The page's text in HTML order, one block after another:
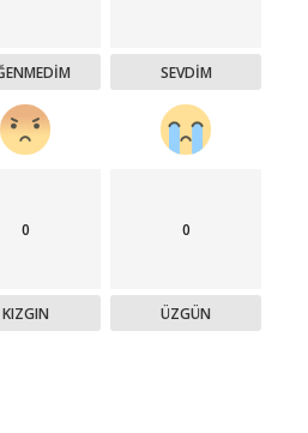
SEVDIM
0
KIZGIN
0
ÜZGÜN